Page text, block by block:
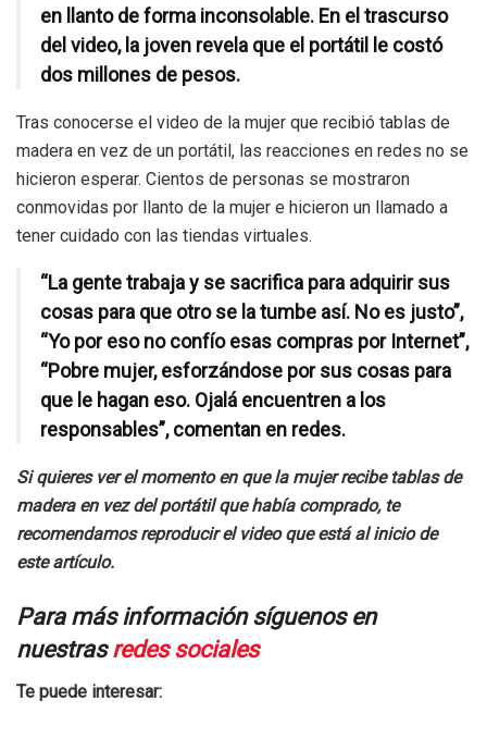
en llanto de forma inconsolable. En el trascurso
del video, la joven revela que el portátil le costó
dos millones de pesos.
Tras conocerse el video de la mujer que recibió tablas de
madera en vez de un portátil, las reacciones en redes no se
hicieron esperar. Cientos de personas se mostraron
conmovidas por llanto de la mujer e hicieron un llamado a
tener cuidado con las tiendas virtuales.
“La gente trabaja y se sacrifica para adquirir sus
cosas para que otro se la tumbe así. No es justo”,
“Yo por eso no confío esas compras por Internet”,
“Pobre mujer, esforzándose por sus cosas para
que le hagan eso. Ojalá encuentren a los
responsables”, comentan en redes.
Si quieres ver el momento en que la mujer recibe tablas de
madera en vez del portátil que había comprado, te
recomendamos reproducir el video que está al inicio de
este artículo.
Para más información síguenos en
nuestrasredes sociales
Te puede interesar: